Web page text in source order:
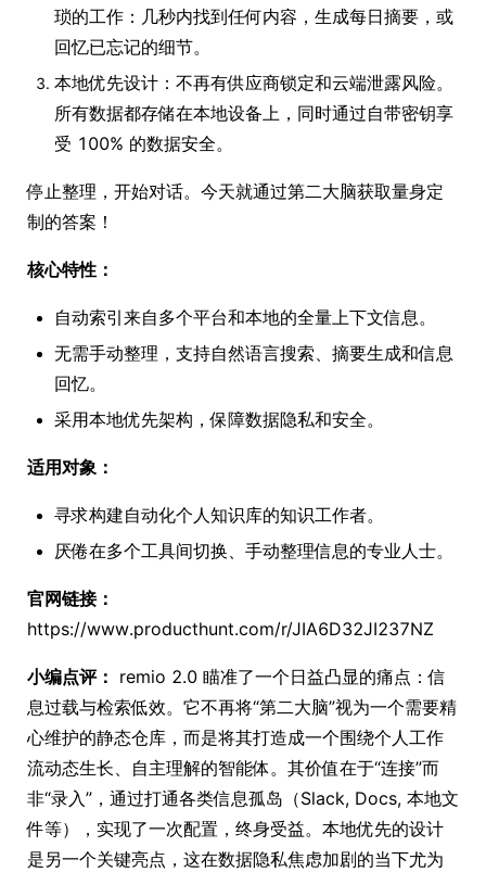
琐的工作：几秒内找到任何内容，生成每日摘要，或
回忆已忘记的细节。
本地优先设计：不再有供应商锁定和云端泄露风险。
所有数据都存储在本地设备上，同时通过自带密钥享
受 100% 的数据安全。
停止整理，开始对话。今天就通过第二大脑获取量身定
制的答案！
核心特性：
自动索引来自多个平台和本地的全量上下文信息。
无需手动整理，支持自然语言搜索、摘要生成和信息
回忆。
采用本地优先架构，保障数据隐私和安全。
适用对象：
寻求构建自动化个人知识库的知识工作者。
厌倦在多个工具间切换、手动整理信息的专业人士。
官网链接：
https://www.producthunt.com/r/JIA6D32JI237NZ
小编点评： remio 2.0 瞄准了一个日益凸显的痛点：信
息过载与检索低效。它不再将“第二大脑”视为一个需要精
心维护的静态仓库，而是将其打造成一个围绕个人工作
流动态生长、自主理解的智能体。其价值在于“连接”而
非“录入”，通过打通各类信息孤岛（Slack, Docs, 本地文
件等），实现了一次配置，终身受益。本地优先的设计
是另一个关键亮点，这在数据隐私焦虑加剧的当下尤为